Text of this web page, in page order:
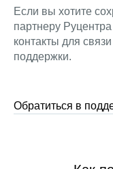
Если вы хотите
партнеру
контакты для
поддержки.
Обратиться в